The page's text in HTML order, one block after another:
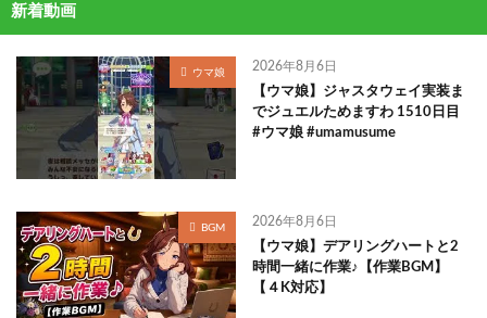
新着動画
ウマ娘 2026年8月6日
【ウマ娘】ジャスタウェイ実装ま
でジュエルためますわ 1510日目
#ウマ娘 #umamusume
BGM 2026年8月6日
【ウマ娘】デアリングハートと2
時間一緒に作業♪【作業BGM】
【４K対応】